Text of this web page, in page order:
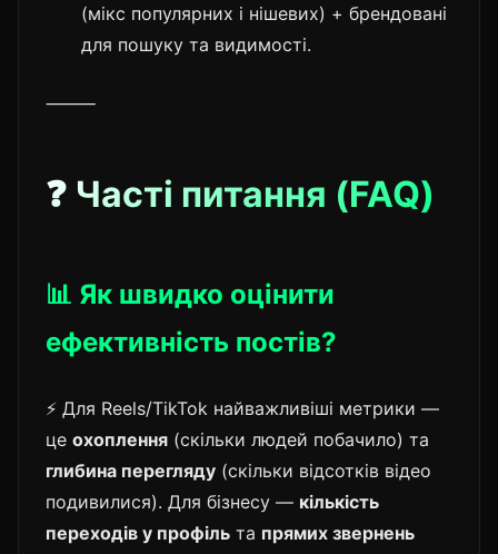
(мікс популярних і нішевих) + брендовані
для пошуку та видимості.
⸻
❓ Часті питання (FAQ)
📊 Як швидко оцінити
ефективність постів?
⚡ Для Reels/TikTok найважливіші метрики —
це охоплення (скільки людей побачило) та
глибина перегляду (скільки відсотків відео
подивилися). Для бізнесу — кількість
переходів у профіль та прямих звернень